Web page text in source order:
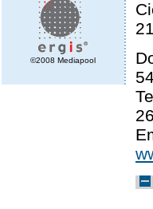
©2008 Mediapool